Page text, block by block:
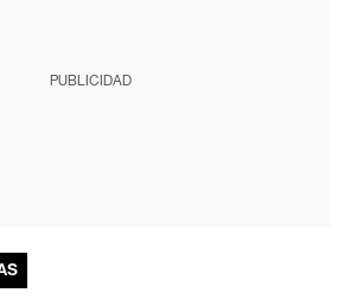
PUBLICIDAD